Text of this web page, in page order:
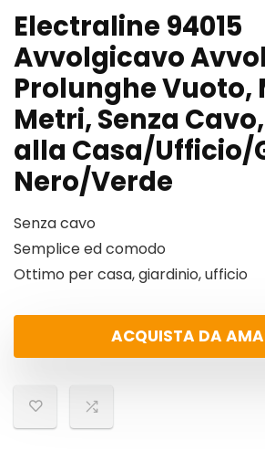
Electraline 94015
Avvolgicavo
Prolunghe Vuoto,
Metri, Senza
alla Casa/Ufficio/
Nero/Verde
Senza cavo
Semplice ed comodo
Ottimo per casa, giardinio, ufficio
ACQUISTA DA